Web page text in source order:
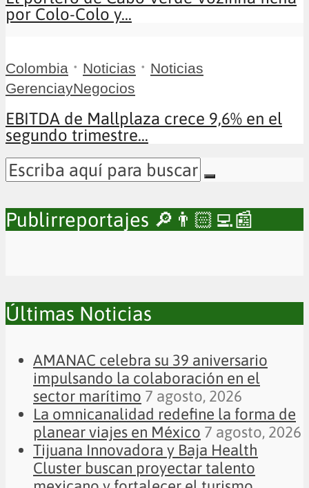
por Colo-Colo y...
Colombia • Noticias • Noticias
GerenciayNegocios
EBITDA de Mallplaza crece 9,6% en el
segundo trimestre...
Publirreportajes 🔎👨🏻‍💻📰
Últimas Noticias
AMANAC celebra su 39 aniversario
impulsando la colaboración en el
sector marítimo 7 agosto, 2026
La omnicanalidad redefine la forma de
planear viajes en México 7 agosto, 2026
Tijuana Innovadora y Baja Health
Cluster buscan proyectar talento